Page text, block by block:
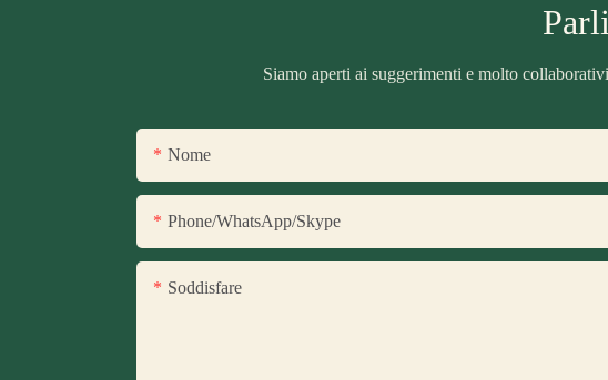
Siamo aperti ai suggerimenti e molto
Nome
Phone/WhatsApp/Skype
Soddisfare